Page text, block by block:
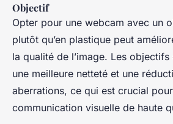
Objectif
Opter pour une webcam avec un
plutôt qu’en plastique peut
la qualité de l’image. Les
une meilleure netteté et une
aberrations, ce qui est crucial
communication visuelle de haute